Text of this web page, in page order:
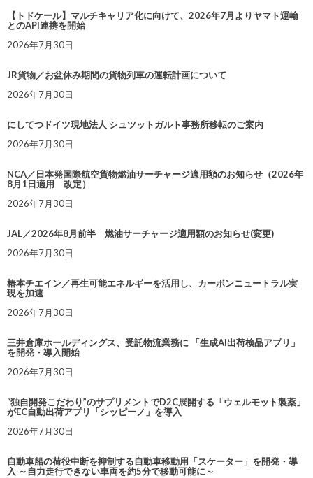
【トドケール】マルチキャリア化に向けて、2026年7月よりヤマト運輸
とのAPI連携を開始
2026年7月30日
JR貨物／お盆休み期間の貨物列車の運転計画について
2026年7月30日
にしてつドイツ現地法人 シュツットガルト事務所移転のご案内
2026年7月30日
NCA／日本発国際航空貨物燃油サーチャージ適用額のお知らせ（2026年
8月1日適用 改定）
2026年7月30日
JAL／2026年8月前半 燃油サーチャージ適用額のお知らせ(変更)
2026年7月30日
椿本チエイン／再生可能エネルギーを活用し、カーボンニュートラル実
現を加速
2026年7月30日
三井倉庫ホールディングス、受託物流業務に 「生成AI出荷検品アプリ」
を開発・導入開始
2026年7月30日
“独自開発こだわり”のサプリメントでD2C展開する「ウェルモット製薬」
がEC自動出荷アプリ「シッピーノ」を導入
2026年7月30日
自動車船の荷役中断を抑制する自動車移動用「スケーター」を開発・導
入 ～自力走行できない車両を約5分で移動可能に～